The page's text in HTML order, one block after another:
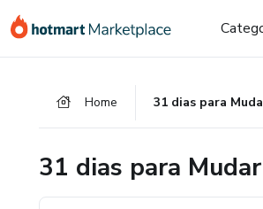
para
para
para
Home
31 dias para